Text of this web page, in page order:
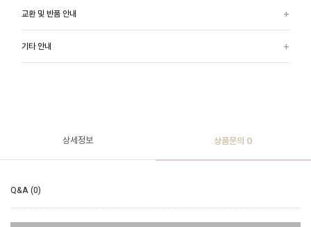
교환 및 반품 안내
기타 안내
상세정보 상품문의 0
Q&A (0)